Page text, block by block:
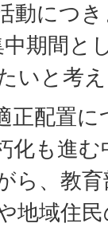
動につ
期間と
いと考
正配置
化も進
ら、教
地域住